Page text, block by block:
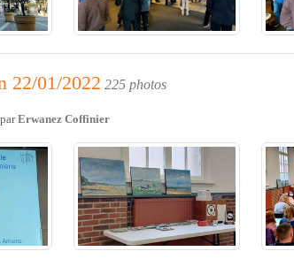
22/01/2022 225 photos
parErwanez Coffinier